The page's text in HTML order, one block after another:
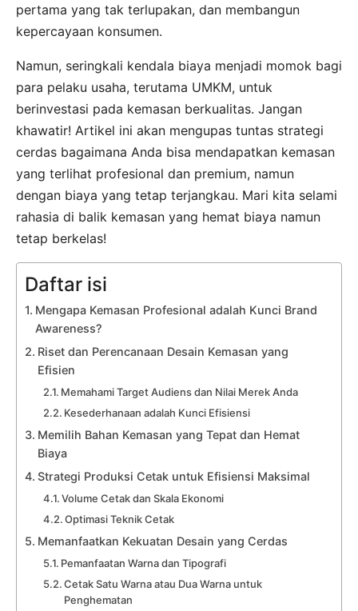
pertama yang tak terlupakan, dan membangun
kepercayaan konsumen.
Namun, seringkali kendala biaya menjadi momok bagi
para pelaku usaha, terutama UMKM, untuk
berinvestasi pada kemasan berkualitas. Jangan
khawatir! Artikel ini akan mengupas tuntas strategi
cerdas bagaimana Anda bisa mendapatkan kemasan
yang terlihat profesional dan premium, namun
dengan biaya yang tetap terjangkau. Mari kita selami
rahasia di balik kemasan yang hemat biaya namun
tetap berkelas!
Daftar isi
Mengapa Kemasan Profesional adalah Kunci Brand
Awareness?
Riset dan Perencanaan Desain Kemasan yang
Efisien
Memahami Target Audiens dan Nilai Merek Anda
Kesederhanaan adalah Kunci Efisiensi
Memilih Bahan Kemasan yang Tepat dan Hemat
Biaya
Strategi Produksi Cetak untuk Efisiensi Maksimal
Volume Cetak dan Skala Ekonomi
Optimasi Teknik Cetak
Memanfaatkan Kekuatan Desain yang Cerdas
Pemanfaatan Warna dan Tipografi
Cetak Satu Warna atau Dua Warna untuk
Penghematan